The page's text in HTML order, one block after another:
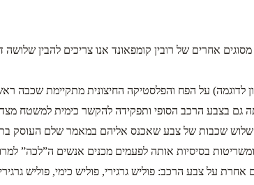
אחרים של רובין קומפאונד אנו צריכים להבין שלושה
על הפח והפלסטיקה החיצונית מתקיימת שכבה
גם בצבע הרכב הסופי ותפקידה להקשר כימית למשטח
שכבות של צבע שאכנס אליהם במאמר שלם העוסק
בסיסיות אותה לפעמים מכנים אנשים ה”לכה”
אחרת על צבע הרכב: פוליש גרגירי, פוליש כימי, פוליש